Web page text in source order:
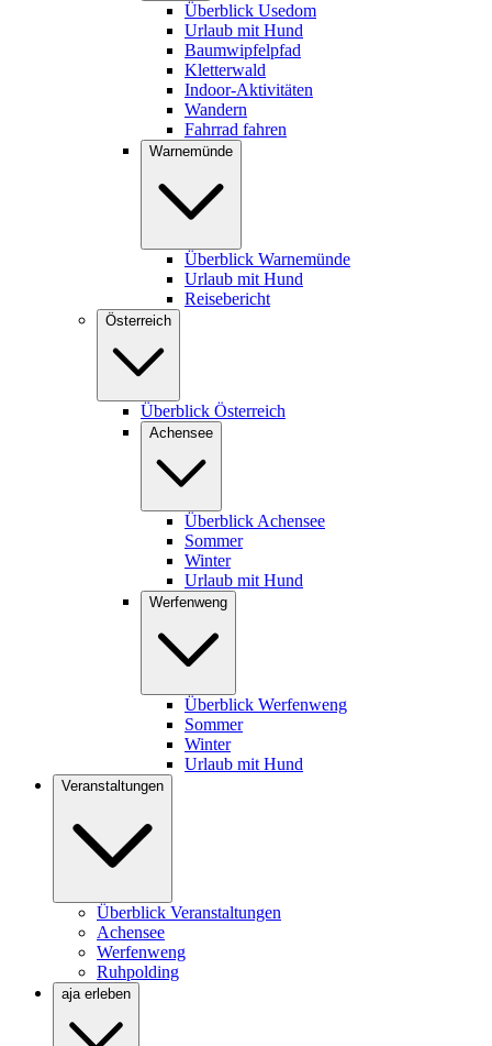
Überblick Usedom
Urlaub mit Hund
Baumwipfelpfad
Kletterwald
Indoor-Aktivitäten
Wandern
Fahrrad fahren
Warnemünde
Überblick Warnemünde
Urlaub mit Hund
Reisebericht
Österreich
Überblick Österreich
Achensee
Überblick Achensee
Sommer
Winter
Urlaub mit Hund
Werfenweng
Überblick Werfenweng
Sommer
Winter
Urlaub mit Hund
Veranstaltungen
Überblick Veranstaltungen
Achensee
Werfenweng
Ruhpolding
aja erleben